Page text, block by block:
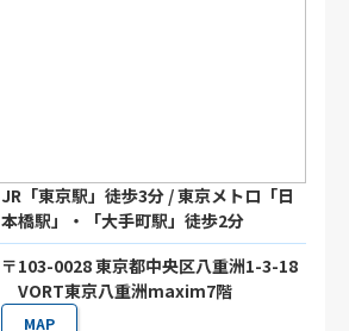
JR「東京駅」徒歩3分 / 東京メトロ「日
本橋駅」・「大手町駅」徒歩2分
〒103-0028 東京都中央区八重洲1-3-18
VORT東京八重洲maxim7階
MAP